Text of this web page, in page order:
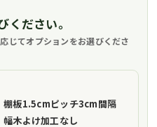
ください。
じてオプションをお選びくださ
リーストップ棚受（標準仕様）
棚板1.5cmピッチ3cm間隔
幅木よけ加工なし